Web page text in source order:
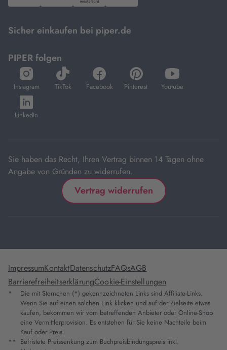
Sicher einkaufen bei piper.de
PIPER folgen
Instagram
öffnet
in
neuem
Tab
TikTok
öffnet
in
Facebook
öffnet
in
Pinterest
öffnet
in
Youtube
öffnet
in
LinkedIn
öffnet
in
Sie haben das Recht, Ihren Vertrag binnen 14 Tagen ohne
Angabe von Gründen zu widerrufen.
Vertrag widerrufen
ImpressumKontaktDatenschutzFAQsAGB
BarrierefreiheitserklärungCookie-Einstellungen
*
Die mit Sternchen (*) gekennzeichneten Links sind Affiliate-Links.
Wenn Sie auf einen solchen Link klicken und auf der Zielseite etwas
kaufen, bekommen wir vom betreffenden Anbieter oder Online-Shop
eine Vermittlerprovision. Es entstehen für Sie keine Nachteile beim
Kauf oder Preis.
** Befristete Preissenkung zum Buchpreisbindungspreis inkl.